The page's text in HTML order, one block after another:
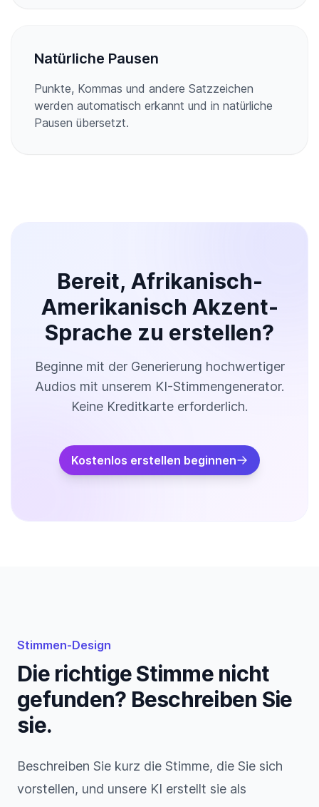
Natürliche Pausen
Punkte, Kommas und andere Satzzeichen
werden automatisch erkannt und in natürliche
Pausen übersetzt.
Bereit, Afrikanisch-
Amerikanisch Akzent-
Sprache zu erstellen?
Beginne mit der Generierung hochwertiger
Audios mit unserem KI-Stimmengenerator.
Keine Kreditkarte erforderlich.
Kostenlos erstellen beginnen
Stimmen-Design
Die richtige Stimme nicht
gefunden? Beschreiben Sie
sie.
Beschreiben Sie kurz die Stimme, die Sie sich
vorstellen, und unsere KI erstellt sie als